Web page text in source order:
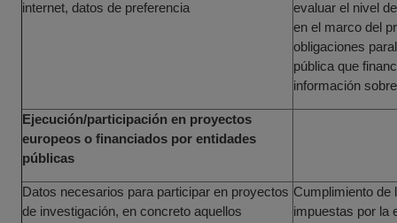
internet, datos de preferencia
evaluar el nivel
en el marco del
obligaciones
pública que
información
Ejecución/participación en proyectos
europeos o financiados por entidades
públicas
Datos necesarios para participar en proyectos
de investigación, en concreto aquellos
Cumplimiento de
impuestas por la